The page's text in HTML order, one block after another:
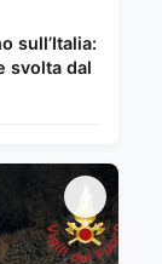
sull’Italia:
svolta dal